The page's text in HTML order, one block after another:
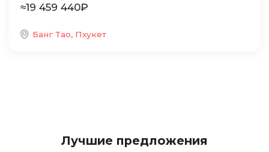
≈19 459 440₽
Банг Тао, Пхукет
Лучшие предложения